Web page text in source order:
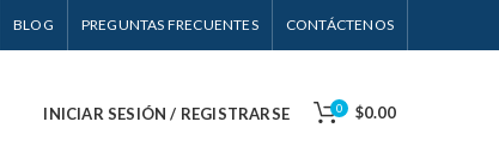
BLOG PREGUNTAS FRECUENTES CONTÁCTENOS
INICIAR SESIÓN / REGISTRARSE 0 $0.00